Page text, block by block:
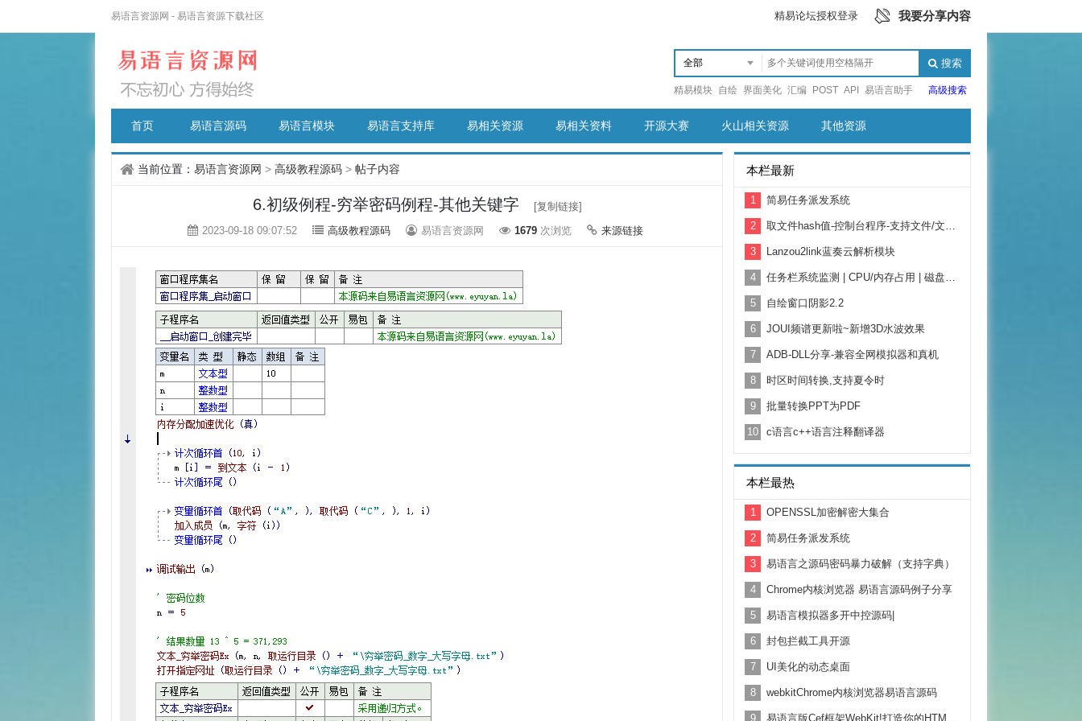
易语言资源网 - 易语言资源下载社区 精易论坛授权登录 我要分享内容
搜索
精易模块 自绘 界面美化 汇编 POST API 易语言助手 高级搜索
首页 易语言源码 易语言模块 易语言支持库 易相关资源 易相关资料 开源大赛 火山相关资源 其他资源
当前位置： 易语言资源网 > 高级教程源码 > 帖子内容
6.初级例程-穷举密码例程-其他关键字
[复制链接]
2023-09-18 09:07:52
高级教程源码 易语言资源网 1679 次浏览 来源链接
本栏最新
1 简易任务派发系统
2 取文件hash值-控制台程序-支持文件/文本-拖放-命令行-全utf8
3 Lanzou2link蓝奏云解析模块
4 任务栏系统监测 | CPU/内存占用 | 磁盘读写 | 网卡速率 | 天气
5 自绘窗口阴影2.2
6 JOUI频谱更新啦~新增3D水波效果
7 ADB-DLL分享-兼容全网模拟器和真机
8 时区时间转换,支持夏令时
9 批量转换PPT为PDF
10 c语言c++语言注释翻译器
本栏最热
1 OPENSSL加密解密大集合
2 简易任务派发系统
3 易语言之源码密码暴力破解（支持字典）
4 Chrome内核浏览器 易语言源码例子分享
5 易语言模拟器多开中控源码|
6 封包拦截工具开源
7 UI美化的动态桌面
8 webkitChrome内核浏览器易语言源码
9 易语言版Cef框架WebKit!打造你的HTML5浏览器